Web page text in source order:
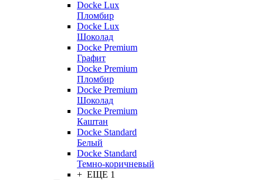
Docke Lux
Пломбир
Docke Lux
Шоколад
Docke Premium
Графит
Docke Premium
Пломбир
Docke Premium
Шоколад
Docke Premium
Каштан
Docke Standard
Белый
Docke Standard
Темно-коричневый
+ ЕЩЕ 1